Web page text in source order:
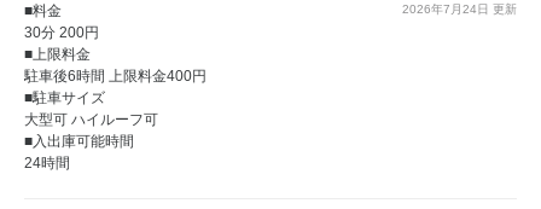
2026年7月24日 更新
■料金
30分 200円
■上限料金
駐車後6時間 上限料金400円
■駐車サイズ
大型可 ハイルーフ可
■入出庫可能時間
24時間